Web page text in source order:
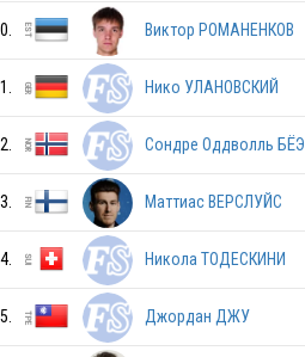
Виктор РОМАНЕНКОВ
Нико УЛАНОВСКИЙ
Сондре Оддволль БЁЭ
Маттиас ВЕРСЛУЙС
Никола ТОДЕСКИНИ
Джордан ДЖУ